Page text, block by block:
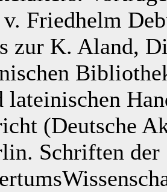
Friedhelm
zur K. Aland,
lateinischen
(Deutsche
Schriften